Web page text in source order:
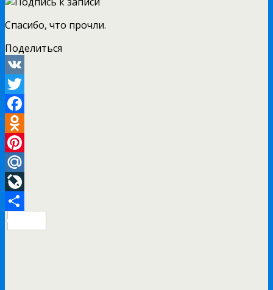
Спасибо, что прочли.
Поделиться
VK
Twitter
Facebook
Odnoklassniki
Pinterest
Mail.Ru
LiveJournal